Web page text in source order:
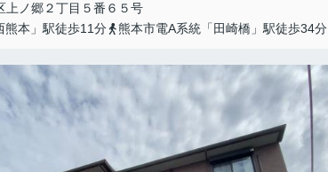
上ノ郷２丁目５番６５号
熊本」駅徒歩11分
熊本市電A系統「田崎橋」駅徒歩34分